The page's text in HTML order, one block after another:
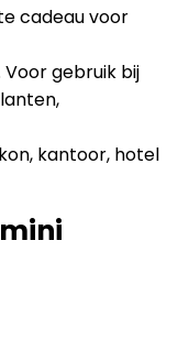
cadeau voor
gebruik bij
kantoor, hotel